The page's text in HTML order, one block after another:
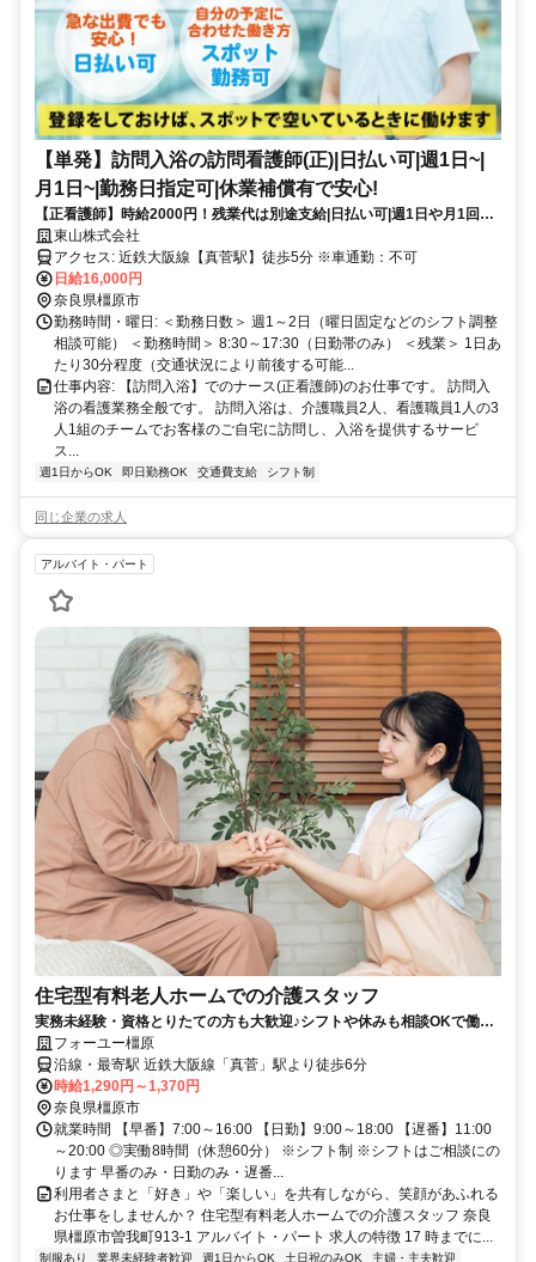
【単発】訪問入浴の訪問看護師(正)|日払い可|週1日~|
月1日~|勤務日指定可|休業補償有で安心!
【正看護師】時給2000円！残業代は別途支給|日払い可|週1日や月1回～
の単発勤務OK|即日勤務可能|1日8hのスポットワーク|Wワーク歓迎！
【真菅駅】(17954-284-9)
東山株式会社
アクセス: 近鉄大阪線【真菅駅】徒歩5分 ※車通勤：不可
日給16,000円
奈良県橿原市
勤務時間・曜日: ＜勤務日数＞ 週1～2日（曜日固定などのシフト調整
相談可能） ＜勤務時間＞ 8:30～17:30（日勤帯のみ） ＜残業＞ 1日あ
たり30分程度（交通状況により前後する可能...
仕事内容: 【訪問入浴】でのナース(正看護師)のお仕事です。 訪問入
浴の看護業務全般です。 訪問入浴は、介護職員2人、看護職員1人の3
人1組のチームでお客様のご自宅に訪問し、入浴を提供するサービ
ス...
週1日からOK 即日勤務OK 交通費支給 シフト制
同じ企業の求人
アルバイト・パート
住宅型有料老人ホームでの介護スタッフ
実務未経験・資格とりたての方も大歓迎♪シフトや休みも相談OKで働き
やすさも◎
フォーユー橿原
沿線・最寄駅 近鉄大阪線「真菅」駅より徒歩6分
時給1,290円～1,370円
奈良県橿原市
就業時間 【早番】7:00～16:00 【日勤】9:00～18:00 【遅番】11:00
～20:00 ◎実働8時間（休憩60分） ※シフト制 ※シフトはご相談にの
ります 早番のみ・日勤のみ・遅番...
利用者さまと「好き」や「楽しい」を共有しながら、笑顔があふれる
お仕事をしませんか？ 住宅型有料老人ホームでの介護スタッフ 奈良
県橿原市曽我町913-1 アルバイト・パート 求人の特徴 17 時までに...
制服あり 業界未経験者歓迎 週1日からOK 土日祝のみOK 主婦・主夫歓迎